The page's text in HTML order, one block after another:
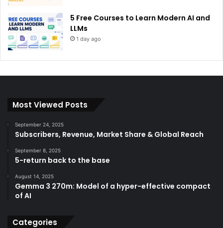
5 Free Courses to Learn Modern AI and
LLMs
1 day ago
Most Viewed Posts
September 24, 2025
Subscribers, Revenue, Market Share & Global Reach
September 8, 2025
5-return back to the base
August 14, 2025
Gemma 3 270m: Model of a hyper-effective compact
of AI
Categories